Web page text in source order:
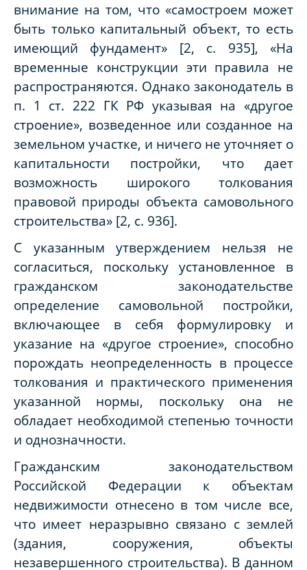
внимание на том, что «самостроем может
быть только капитальный объект, то есть
имеющий фундамент» [2, с. 935], «На
временные конструкции эти правила не
распространяются. Однако законодатель в
п. 1 ст. 222 ГК РФ указывая на «другое
строение», возведенное или созданное на
земельном участке, и ничего не уточняет о
капитальности постройки, что дает
возможность широкого толкования
правовой природы объекта самовольного
строительства» [2, с. 936].
С указанным утверждением нельзя не
согласиться, поскольку установленное в
гражданском законодательстве
определение самовольной постройки,
включающее в себя формулировку и
указание на «другое строение», способно
порождать неопределенность в процессе
толкования и практического применения
указанной нормы, поскольку она не
обладает необходимой степенью точности
и однозначности.
Гражданским законодательством
Российской Федерации к объектам
недвижимости отнесено в том числе все,
что имеет неразрывно связано с землей
(здания, сооружения, объекты
незавершенного строительства). В данном